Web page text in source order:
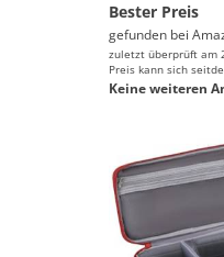
Bester Preis
gefunden bei
zuletzt überprüft am
Preis kann sich
Keine weiteren